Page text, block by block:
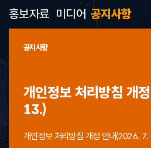
공지사항
공지사항
개인정보 처리방침 개
13.)
개인정보 처리방침 개정 안내(2026. 7.
홍보자료 미디어